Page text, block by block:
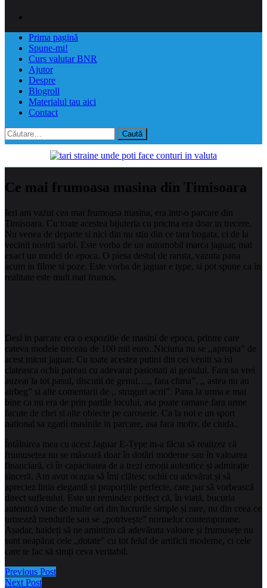
Prima pagină
Spune-mi!
Curs valutar BNR
Ajutor
Despre
Blogroll
Materialul tau aici
Contact
Caută
după:
Ce mai frumoasa masina din Timisoara
Ieri am vazut cea mai frumoasa masina, era intr-o parcare din
Timisoara. Cu toate acestea bijuteria cu pricina era doar in trecere.
Nu venea de departe si nici din nu stiu din ce tara bogata, ci de la
vecinii nostrii sarbi. Este vorba de un automobil marca jaguar, mai
exact un model de epoca. O piesa destul de raruta, vazuta pana
acum in filme si poze. Este vorba de jaguar e type, si pot spune ca in
realitate este mult mai frumos.
Desi in parcare era o expozitie de masini de epoca, printre care
cateva modele treceau de 100 mii euro..Niciuna nu se ,,apropia” de
acest micut jaguar. Cu toate acestea putini din cei veniti sa isi
clateasca ochii pareau cu adevarat pasionati ai genului. Fara sa vrei
auzeai la tot pasul, discutii de genul…,, fara clima”, ,, astea nu au
airbeg” si alte comentarii de ,, struguri acrii”. Pana la urma e mai
bine ca nu era de prin partile locului, asa poate ramane fara urme
facute de chei si alte obiecte pe caroserie. Ca la noi e un sport
national sa zgarii masinile in parcare, asa fara motiv, de ciuda..
Întâlnirea mea cu acest Jaguar E-Type m-a făcut să realizez că
frumusețea nu se măsoară doar în dotări moderne sau în valoarea
financiară, ci în capacitatea de a trezi emoții autentice și admirație
sinceră. Am avut ocazia să îmi clătesc ochii cu adevărat și să
apreciez linia elegantă și proporțiile perfecte, care par să vorbească
direct sufletului. Este un reminder perfect că, în viață, bucuria
autentică vine de multe ori din lucrurile simple și rare, nu din ceea ce
urmează trendurile sau se „potrivește” normelor contemporane.
Așadar, haideți să ne amintim că adevărata valoare și frumusețe nu
sunt neapărat cele „dotate” cu tot felul de artificii moderne, ci cele
care te fac să simți ceva veritabil.
Previous Post
Next Post